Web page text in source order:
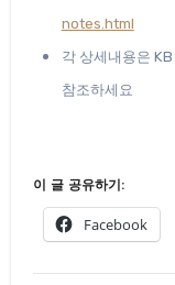
notes.html
각 상세내용은 KB
참조하세요
이 글 공유하기:
Facebook